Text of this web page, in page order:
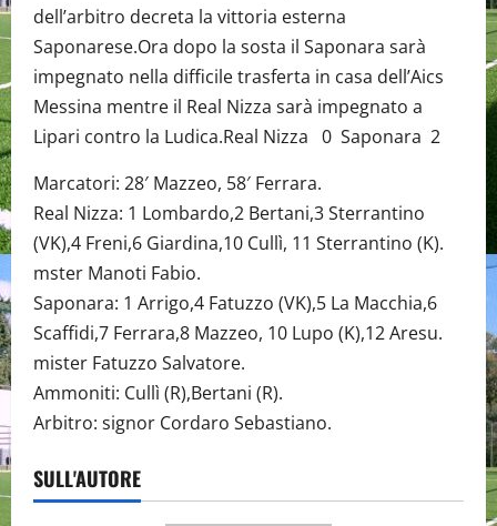
dell’arbitro decreta la vittoria esterna
Saponarese.Ora dopo la sosta il Saponara sarà
impegnato nella difficile trasferta in casa dell’Aics
Messina mentre il Real Nizza sarà impegnato a
Lipari contro la Ludica.Real Nizza 0 Saponara 2
Marcatori: 28′ Mazzeo, 58′ Ferrara.
Real Nizza: 1 Lombardo,2 Bertani,3 Sterrantino
(VK),4 Freni,6 Giardina,10 Cullì, 11 Sterrantino (K).
mster Manoti Fabio.
Saponara: 1 Arrigo,4 Fatuzzo (VK),5 La Macchia,6
Scaffidi,7 Ferrara,8 Mazzeo, 10 Lupo (K),12 Aresu.
mister Fatuzzo Salvatore.
Ammoniti: Cullì (R),Bertani (R).
Arbitro: signor Cordaro Sebastiano.
SULL'AUTORE